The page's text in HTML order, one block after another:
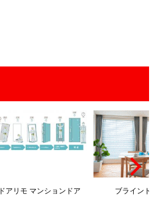
ドアリモ マンションドア ブラインド